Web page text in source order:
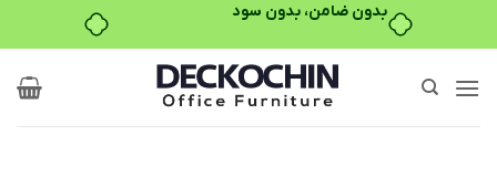
بدون ضامن، بدون سود